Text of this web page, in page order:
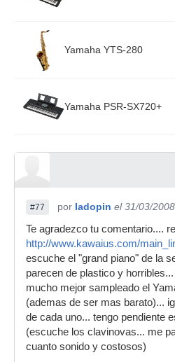
Yamaha YTS-280
Yamaha PSR-SX720+
#77 por Iadopin el 31/03/2008
Te agradezco tu comentario....
http://www.kawaius.com/
escuche el "grand piano" de la
parecen de plastico y
mucho mejor sampleado el
(ademas de ser mas barato)...
de cada uno... tengo pendiente
(escuche los clavinovas... me
cuanto sonido y costosos)